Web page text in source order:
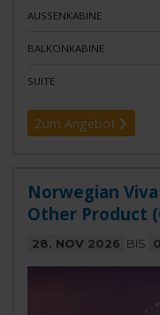
AUSSENKABINE
BALKONKABINE
SUITE
Zum Angebot
Norwegian
Other Product
28. NOV 2026 BIS